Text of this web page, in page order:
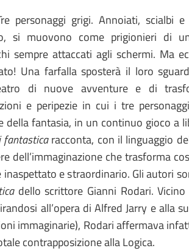
personaggi grigi. Annoiati, scialbi
si muovono come prigionieri di
sempre attaccati agli schermi. Ma
Una farfalla sposterà il loro
di nuove avventure e di
e peripezie in cui i tre
della fantasia, in un continuo gioco a
fantasticaracconta, con il linguaggio
dell’immaginazione che trasforma
inaspettato e straordinario. Gli autori
dello scrittore Gianni Rodari. Vicino
all’opera di Alfred Jarry e alla
immaginarie), Rodari affermava
contrapposizione alla Logica.